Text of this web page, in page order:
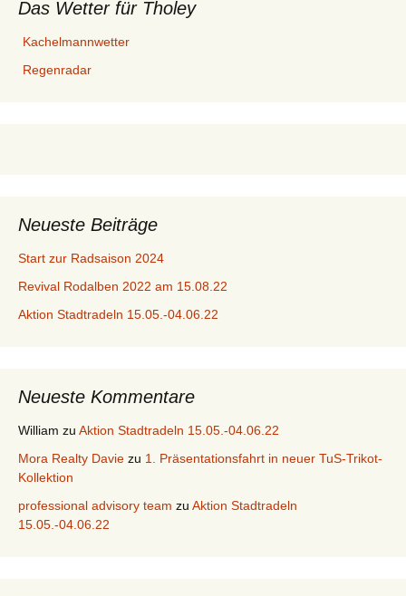
Das Wetter für Tholey
Kachelmannwetter
Regenradar
Neueste Beiträge
Start zur Radsaison 2024
Revival Rodalben 2022 am 15.08.22
Aktion Stadtradeln 15.05.-04.06.22
Neueste Kommentare
William zu Aktion Stadtradeln 15.05.-04.06.22
Mora Realty Davie zu 1. Präsentationsfahrt in neuer TuS-Trikot-
Kollektion
professional advisory team zu Aktion Stadtradeln
15.05.-04.06.22